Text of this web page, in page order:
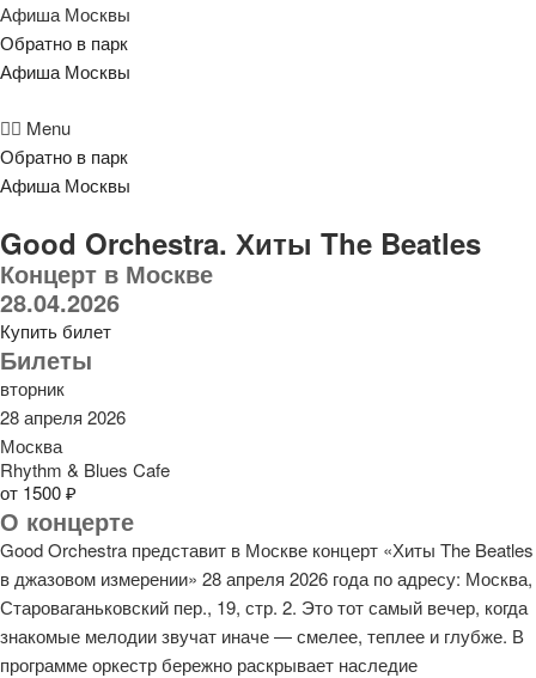
Афиша Москвы
Обратно в парк
Афиша Москвы
Menu
Обратно в парк
Афиша Москвы
Good Orchestra. Хиты The Beatles
Концерт в Москве
28.04.2026
Купить билет
Билеты
вторник
28 апреля 2026
Москва
Rhythm & Blues Cafe
от 1500 ₽
О концерте
Good Orchestra представит в Москве концерт «Хиты The Beatles
в джазовом измерении» 28 апреля 2026 года по адресу: Москва,
Староваганьковский пер., 19, стр. 2. Это тот самый вечер, когда
знакомые мелодии звучат иначе — смелее, теплее и глубже. В
программе оркестр бережно раскрывает наследие